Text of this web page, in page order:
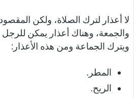
لا أعذار لترك الصلاة، ولكن
والجمعة، وهناك أعذار يمكن
ويترك الجماعة ومن هذه الأعذار:
المطر.
الريح.